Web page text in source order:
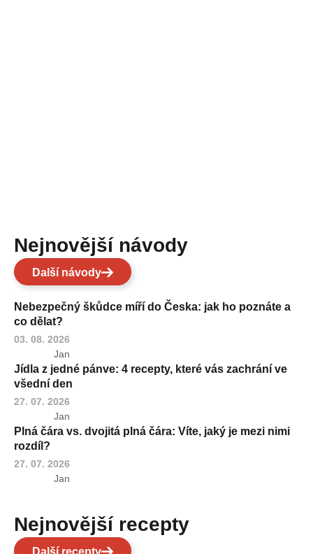
Nejnovější návody
Další návody
Nebezpečný škůdce míří do Česka: jak ho poznáte a
co dělat?
03. 08. 2026
Jan
Jídla z jedné pánve: 4 recepty, které vás zachrání ve
všední den
27. 07. 2026
Jan
Plná čára vs. dvojitá plná čára: Víte, jaký je mezi nimi
rozdíl?
27. 07. 2026
Jan
Nejnovější recepty
Další recepty